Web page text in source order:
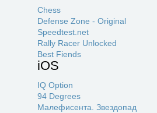
Chess
Defense Zone - Original
Speedtest.net
Rally Racer Unlocked
Best Fiends
iOS
IQ Option
94 Degrees
Малефисента. Звездопад